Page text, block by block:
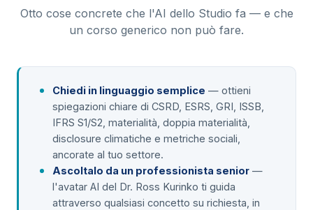
Otto cose concrete che l'AI dello Studio fa — e che
un corso generico non può fare.
Chiedi in linguaggio semplice — ottieni
spiegazioni chiare di CSRD, ESRS, GRI, ISSB,
IFRS S1/S2, materialità, doppia materialità,
disclosure climatiche e metriche sociali,
ancorate al tuo settore.
Ascoltalo da un professionista senior —
l'avatar AI del Dr. Ross Kurinko ti guida
attraverso qualsiasi concetto su richiesta, in